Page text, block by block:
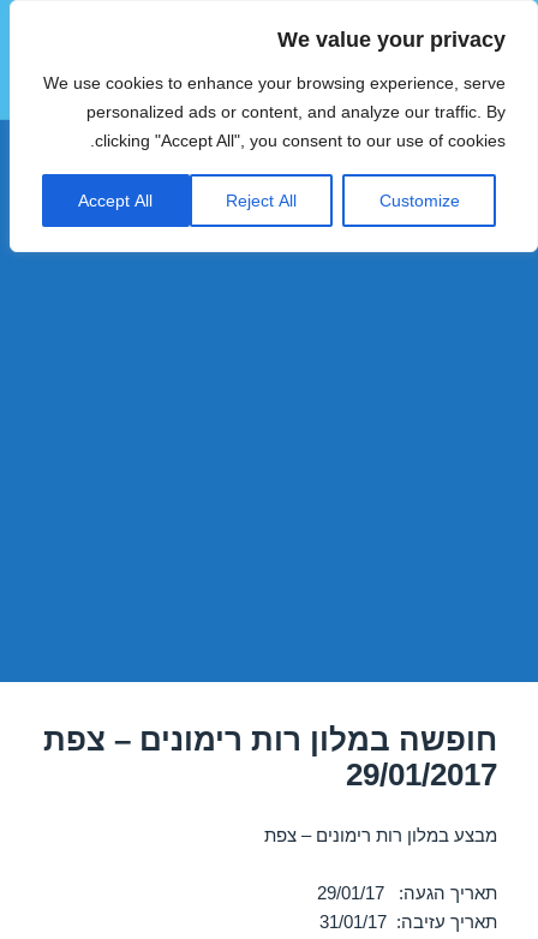
We value your privacy
We use cookies to enhance your browsing experience, serve
personalized ads or content, and analyze our traffic. By
clicking "Accept All", you consent to our use of cookies.
Customize
Reject All
Accept All
הוטצימר
תפריטים
ווידג'טים
חופשה במלון רות רימונים – צפת
29/01/2017
מבצע במלון רות רימונים – צפת
תאריך הגעה: 29/01/17
תאריך עזיבה: 31/01/17